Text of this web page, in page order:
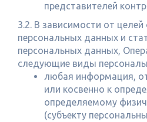
представителей
3.2. В зависимости от целей
персональных данных и
персональных данных,
следующие виды
любая информация,
или косвенно к
определяемому
(субъекту